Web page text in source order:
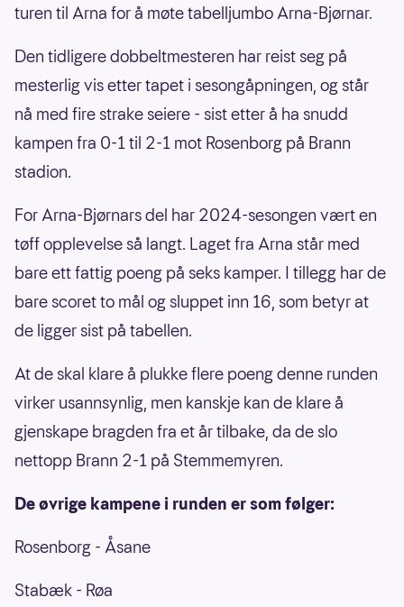
turen til Arna for å møte tabelljumbo Arna-Bjørnar.
Den tidligere dobbeltmesteren har reist seg på
mesterlig vis etter tapet i sesongåpningen, og står
nå med fire strake seiere - sist etter å ha snudd
kampen fra 0-1 til 2-1 mot Rosenborg på Brann
stadion.
For Arna-Bjørnars del har 2024-sesongen vært en
tøff opplevelse så langt. Laget fra Arna står med
bare ett fattig poeng på seks kamper. I tillegg har de
bare scoret to mål og sluppet inn 16, som betyr at
de ligger sist på tabellen.
At de skal klare å plukke flere poeng denne runden
virker usannsynlig, men kanskje kan de klare å
gjenskape bragden fra et år tilbake, da de slo
nettopp Brann 2-1 på Stemmemyren.
De øvrige kampene i runden er som følger:
Rosenborg - Åsane
Stabæk - Røa